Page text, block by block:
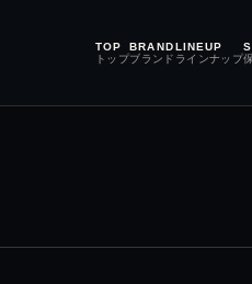
TOP
トップ
BRAND
ブランド
LINEUP
ラインナップ